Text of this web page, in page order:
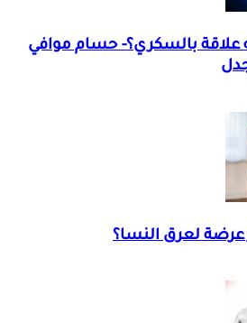
علاقة بالسكري؟- حسام موافي
عرضة لعرق النسا؟